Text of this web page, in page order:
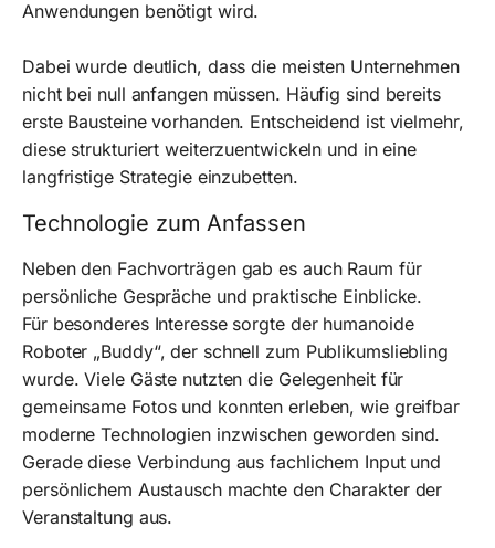
Anwendungen benötigt wird.
Dabei wurde deutlich, dass die meisten Unternehmen
nicht bei null anfangen müssen. Häufig sind bereits
erste Bausteine vorhanden. Entscheidend ist vielmehr,
diese strukturiert weiterzuentwickeln und in eine
langfristige Strategie einzubetten.
Technologie zum Anfassen
Neben den Fachvorträgen gab es auch Raum für
persönliche Gespräche und praktische Einblicke.
Für besonderes Interesse sorgte der humanoide
Roboter „Buddy“, der schnell zum Publikumsliebling
wurde. Viele Gäste nutzten die Gelegenheit für
gemeinsame Fotos und konnten erleben, wie greifbar
moderne Technologien inzwischen geworden sind.
Gerade diese Verbindung aus fachlichem Input und
persönlichem Austausch machte den Charakter der
Veranstaltung aus.